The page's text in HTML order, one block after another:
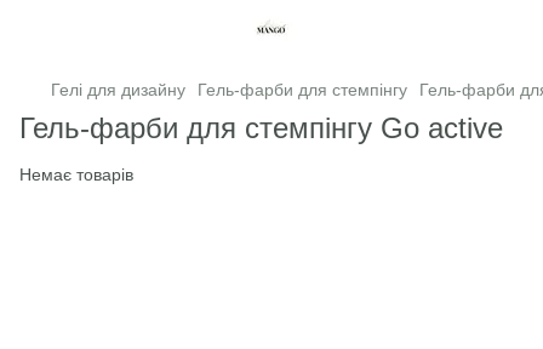
Гелі для дизайну Гель-фарби для стемпінгу Гель-фарби
Гель-фарби для стемпінгу Go active
Немає товарів